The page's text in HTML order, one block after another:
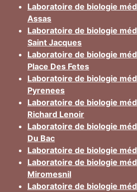
Laboratoire de biologie
Assas
Laboratoire de biologie
Saint Jacques
Laboratoire de biologie
Place Des Fetes
Laboratoire de biologie
Pyrenees
Laboratoire de biologie
Richard Lenoir
Laboratoire de biologie
Du Bac
Laboratoire de biologie
Laboratoire de biologie
Miromesnil
Laboratoire de biologie